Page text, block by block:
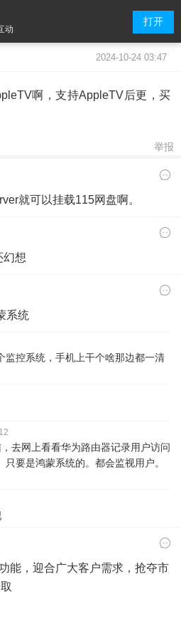
动
打开
2024-10-24 03:47
啊，支持AppleTV后更，买
举报
就可以挂载115网盘啊。
幻想
系统
监控系统，手机上干个啥那边都一清
去网上看看华为路由器记录用户访问
要是鸿蒙系统的。都会监视用户。
能，迎合广大客户需求，抢夺市